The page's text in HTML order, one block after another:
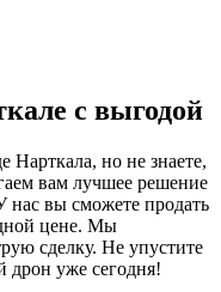
с выгодой
Нарткала, но не знаете,
вам лучшее решение
вы сможете продать
цене. Мы
сделку. Не упустите
дрон уже сегодня!